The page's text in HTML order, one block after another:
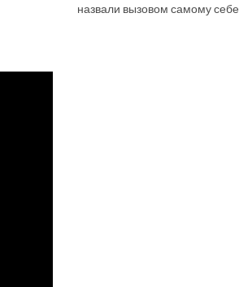
назвали вызовом самому себе